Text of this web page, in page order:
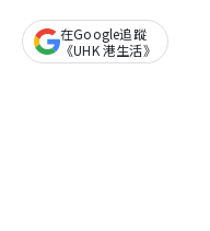
在Google追蹤
《UHK 港生活》